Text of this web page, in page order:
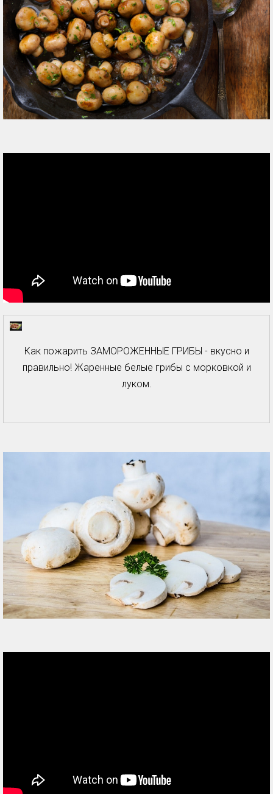
Как пожарить ЗАМОРОЖЕННЫЕ ГРИБЫ - вкусно и
правильно! Жаренные белые грибы с морковкой и
луком.